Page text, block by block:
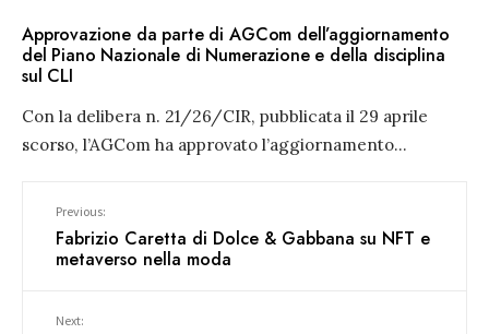
Approvazione da parte di AGCom dell’aggiornamento
del Piano Nazionale di Numerazione e della disciplina
sul CLI
Con la delibera n. 21/26/CIR, pubblicata il 29 aprile
scorso, l’AGCom ha approvato l’aggiornamento...
Previous:
Fabrizio Caretta di Dolce & Gabbana su NFT e
metaverso nella moda
Next: